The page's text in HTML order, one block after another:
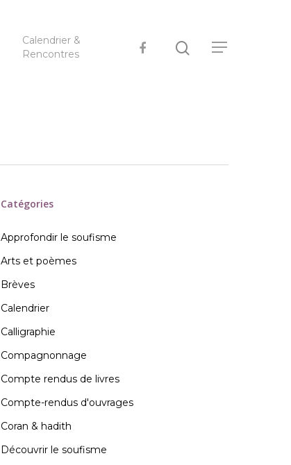
Calendrier &
Rencontres
Catégories
Approfondir le soufisme
Arts et poèmes
Brèves
Calendrier
Calligraphie
Compagnonnage
Compte rendus de livres
Compte-rendus d'ouvrages
Coran & hadith
Découvrir le soufisme